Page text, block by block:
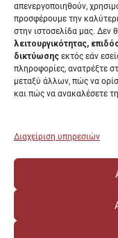
απενεργοποιηθούν,
προσφέρουμε την
στην ιστοσελίδα μας. Δεν
λειτουργικότητας,
δικτύωσης εκτός εάν
πληροφορίες, ανατρέξτε
μεταξύ άλλων, πώς να
και πώς να ανακαλέσετε
Διαχείριση υπηρεσιών
Δημόσια Διαβούλευση
Συνεδριάσεις
Συνεδριάσεις
EUNICoast European